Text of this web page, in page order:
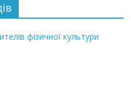
фізичної культури